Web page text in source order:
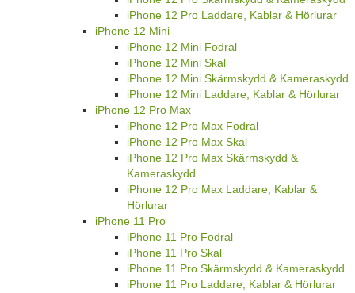
iPhone 12 Pro Laddare, Kablar & Hörlurar
iPhone 12 Mini
iPhone 12 Mini Fodral
iPhone 12 Mini Skal
iPhone 12 Mini Skärmskydd & Kameraskydd
iPhone 12 Mini Laddare, Kablar & Hörlurar
iPhone 12 Pro Max
iPhone 12 Pro Max Fodral
iPhone 12 Pro Max Skal
iPhone 12 Pro Max Skärmskydd &
Kameraskydd
iPhone 12 Pro Max Laddare, Kablar &
Hörlurar
iPhone 11 Pro
iPhone 11 Pro Fodral
iPhone 11 Pro Skal
iPhone 11 Pro Skärmskydd & Kameraskydd
iPhone 11 Pro Laddare, Kablar & Hörlurar